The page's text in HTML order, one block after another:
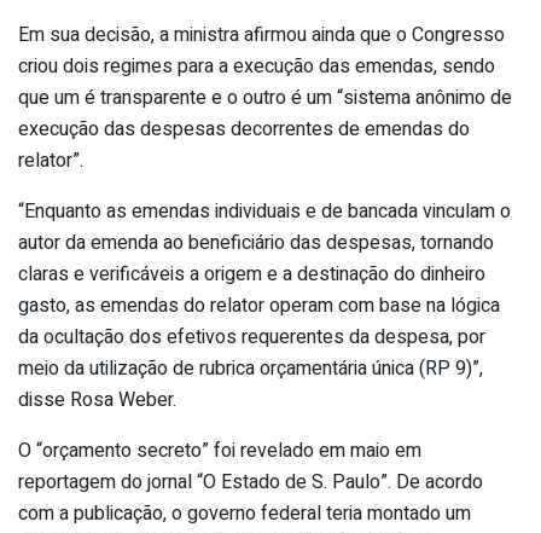
Em sua decisão, a ministra afirmou ainda que o Congresso
criou dois regimes para a execução das emendas, sendo
que um é transparente e o outro é um “sistema anônimo de
execução das despesas decorrentes de emendas do
relator”.
“Enquanto as emendas individuais e de bancada vinculam o
autor da emenda ao beneficiário das despesas, tornando
claras e verificáveis a origem e a destinação do dinheiro
gasto, as emendas do relator operam com base na lógica
da ocultação dos efetivos requerentes da despesa, por
meio da utilização de rubrica orçamentária única (RP 9)”,
disse Rosa Weber.
O “orçamento secreto” foi revelado em maio em
reportagem do jornal “O Estado de S. Paulo”. De acordo
com a publicação, o governo federal teria montado um